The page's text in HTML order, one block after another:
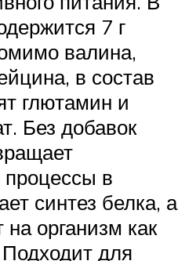
7 г
валина,
в состав
глютамин и
Без добавок
процессы в
синтез белка, а
на организм как
для